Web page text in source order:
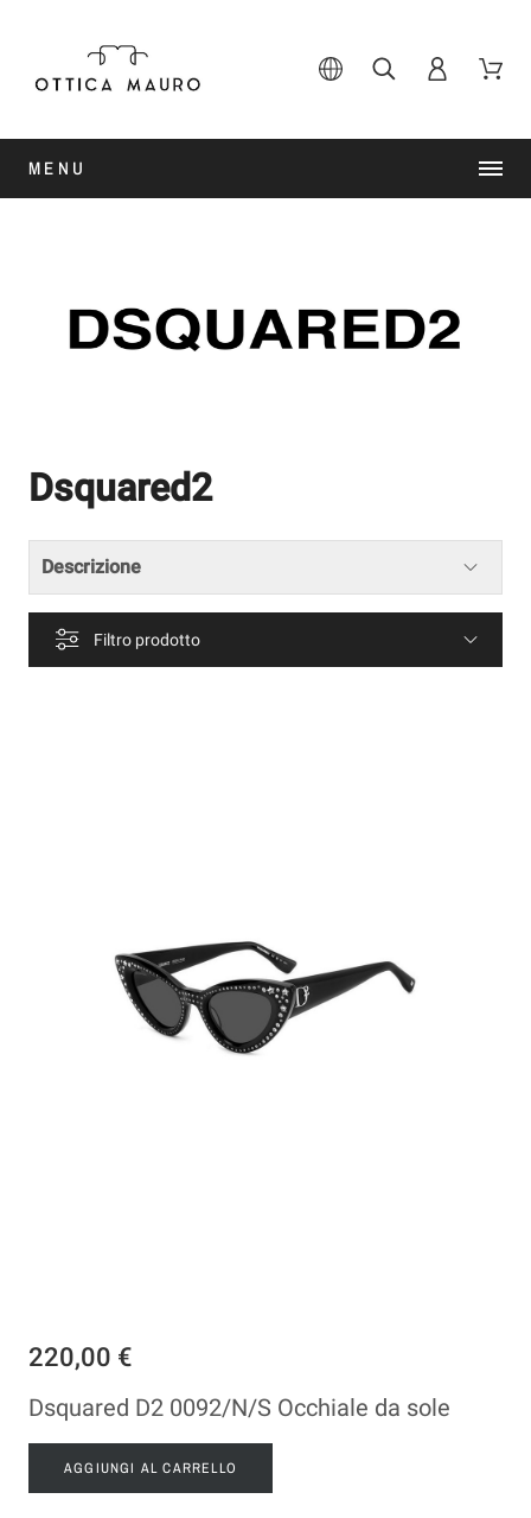
MENU
Dsquared2
Descrizione
Filtro prodotto
220,00 €
Dsquared D2 0092/N/S Occhiale da sole
AGGIUNGI AL CARRELLO